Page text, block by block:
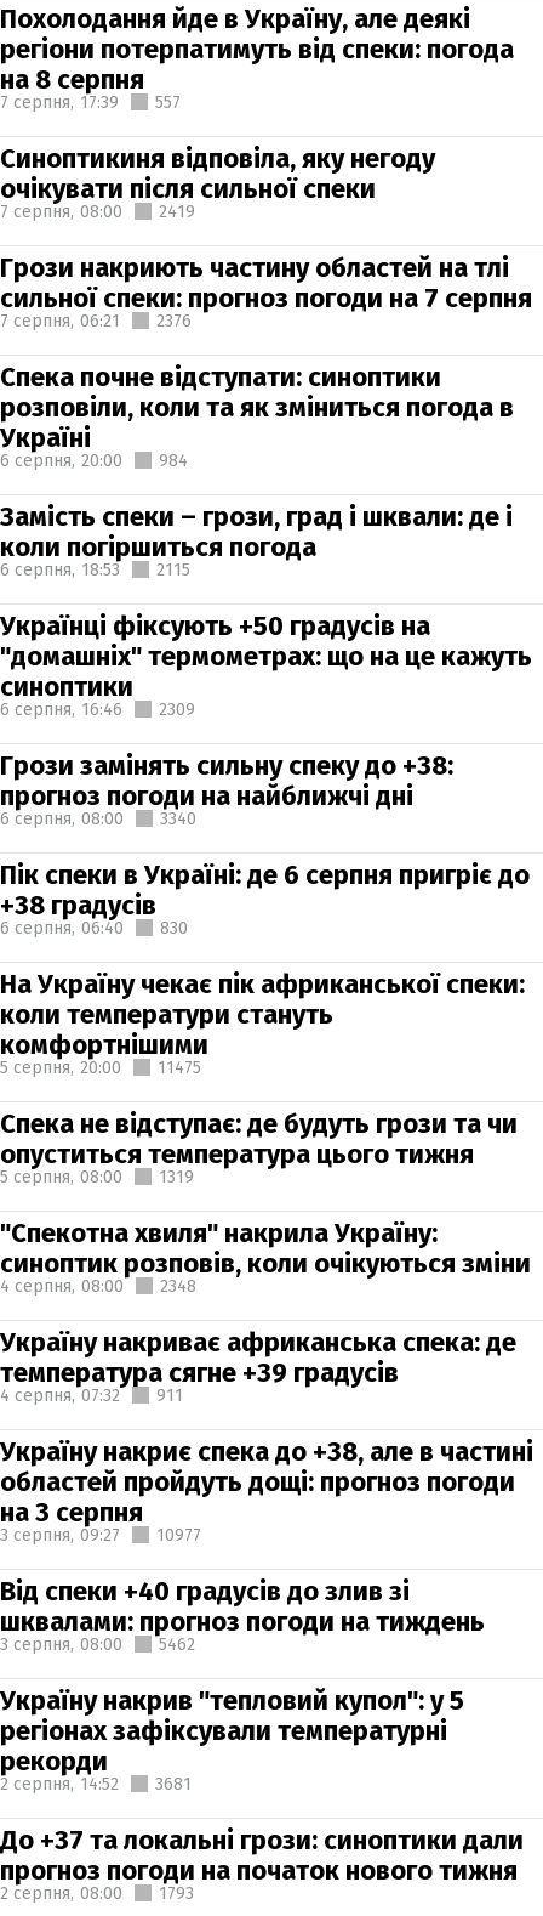
Похолодання йде в Україну, але деякі
регіони потерпатимуть від спеки: погода
на 8 серпня
7 серпня, 17:39 557
Синоптикиня відповіла, яку негоду
очікувати після сильної спеки
7 серпня, 08:00 2419
Грози накриють частину областей на тлі
сильної спеки: прогноз погоди на 7 серпня
7 серпня, 06:21 2376
Спека почне відступати: синоптики
розповіли, коли та як зміниться погода в
Україні
6 серпня, 20:00 984
Замість спеки – грози, град і шквали: де і
коли погіршиться погода
6 серпня, 18:53 2115
Українці фіксують +50 градусів на
"домашніх" термометрах: що на це кажуть
синоптики
6 серпня, 16:46 2309
Грози замінять сильну спеку до +38:
прогноз погоди на найближчі дні
6 серпня, 08:00 3340
Пік спеки в Україні: де 6 серпня пригріє до
+38 градусів
6 серпня, 06:40 830
На Україну чекає пік африканської спеки:
коли температури стануть
комфортнішими
5 серпня, 20:00 11475
Спека не відступає: де будуть грози та чи
опуститься температура цього тижня
5 серпня, 08:00 1319
"Спекотна хвиля" накрила Україну:
синоптик розповів, коли очікуються зміни
4 серпня, 08:00 2348
Україну накриває африканська спека: де
температура сягне +39 градусів
4 серпня, 07:32 911
Україну накриє спека до +38, але в частині
областей пройдуть дощі: прогноз погоди
на 3 серпня
3 серпня, 09:27 10977
Від спеки +40 градусів до злив зі
шквалами: прогноз погоди на тиждень
3 серпня, 08:00 5462
Україну накрив "тепловий купол": у 5
регіонах зафіксували температурні
рекорди
2 серпня, 14:52 3681
До +37 та локальні грози: синоптики дали
прогноз погоди на початок нового тижня
2 серпня, 08:00 1793